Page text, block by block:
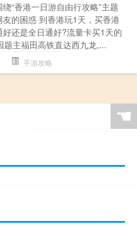
绕“香港一日游自由行攻略”主题
友的困惑 到香港玩1天，买香港
好还是全日通好?流量卡买1天的
题主福田高铁直达西九龙,...
手游攻略
☚